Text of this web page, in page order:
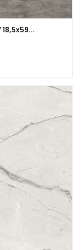
18,5x59...